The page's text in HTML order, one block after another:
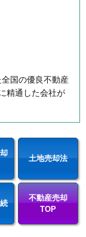
国の優良不動産
精通した会社が
土地売却法
不動産売却
TOP